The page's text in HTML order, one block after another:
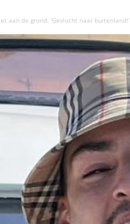
aan de grond: ‘Gevlucht naar buitenland!’